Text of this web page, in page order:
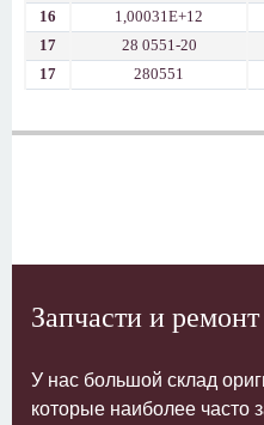
16 1,00031E+12
17
28 0551-20
17
280551
Запчасти и ремонт
У нас большой склад
которые наиболее часто